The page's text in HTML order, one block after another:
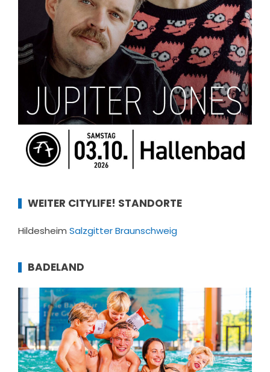
WEITER CITYLIFE! STANDORTE
Hildesheim SalzgitterBraunschweig
BADELAND